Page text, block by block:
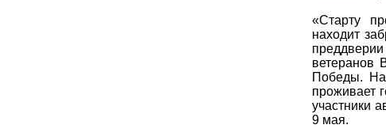
«Старту
находит
ветеранов
Победы.
проживает
участники
9 мая.